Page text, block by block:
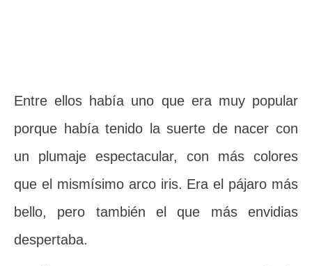
Entre ellos había uno que era muy popular
porque había tenido la suerte de nacer con
un plumaje espectacular, con más colores
que el mismísimo arco iris. Era el pájaro más
bello, pero también el que más envidias
despertaba.